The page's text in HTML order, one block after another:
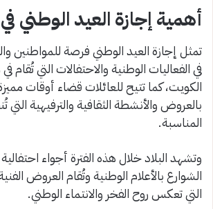
أهمية إجازة العيد الوطني
تمثل إجازة العيد الوطني فرصة للمواطنين
في الفعاليات الوطنية والاحتفالات التي
الكويت، كما تتيح للعائلات قضاء أوقات
بالعروض والأنشطة الثقافية والترفيهية التي
المناسبة.
وتشهد البلاد خلال هذه الفترة أجواء
الشوارع بالأعلام الوطنية وتُقام العروض
التي تعكس روح الفخر والانتماء الوطني.